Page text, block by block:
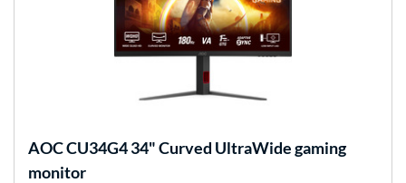
AOCCU34G4 34" Curved UltraWide gaming
monitor